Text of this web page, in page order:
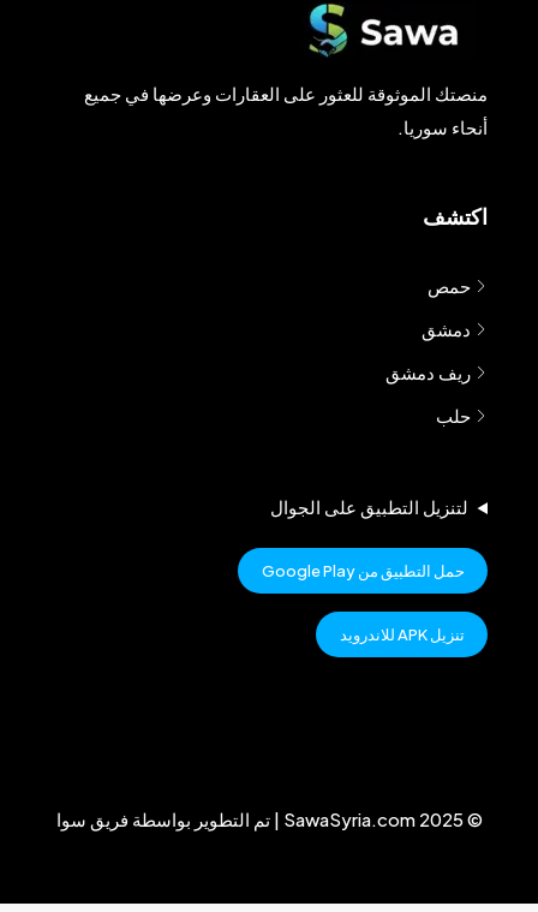
منصتك الموثوقة للعثور على العقارات وعرضها في جميع
أنحاء سوريا.
اكتشف
حمص
دمشق
ريف دمشق
حلب
لتنزيل التطبيق على الجوال
حمل التطبيق من Google Play
تنزيل APK للاندرويد
© 2025 SawaSyria.com | تم التطوير بواسطة فريق سوا